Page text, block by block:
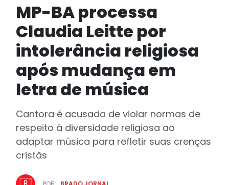
MP-BA processa
Claudia Leitte por
intolerância religiosa
após mudança em
letra de música
Cantora é acusada de violar normas de
respeito à diversidade religiosa ao
adaptar música para refletir suas crenças
cristãs